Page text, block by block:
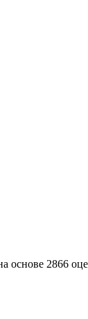
основе 2866